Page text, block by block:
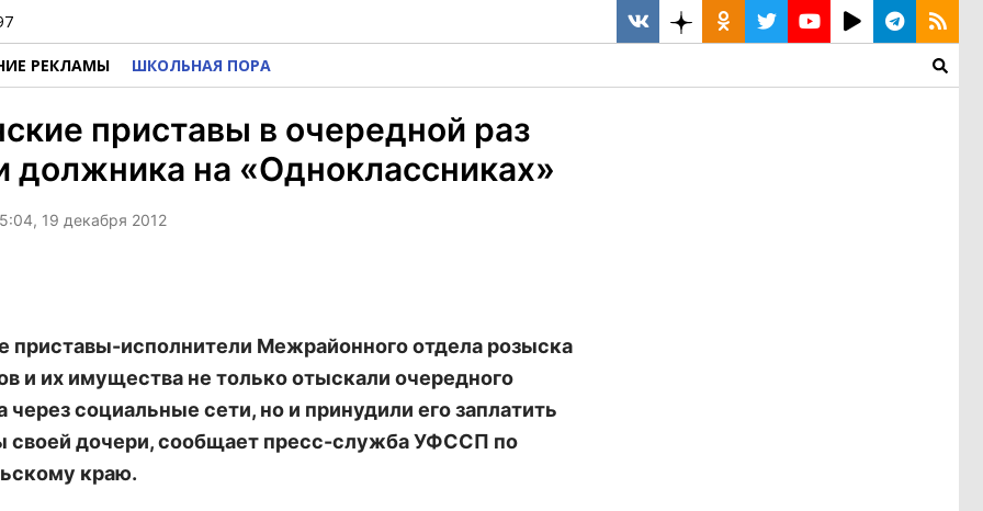
РЕКЛАМЫ ШКОЛЬНАЯ ПОРА
приставы в очередной раз
должника на «Одноклассниках»
19 декабря 2012
приставы-исполнители Межрайонного отдела розыска
и их имущества не только отыскали очередного
социальные сети, но и принудили его заплатить
своей дочери, сообщает пресс-служба УФССП по
краю.